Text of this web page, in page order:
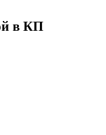
в КП